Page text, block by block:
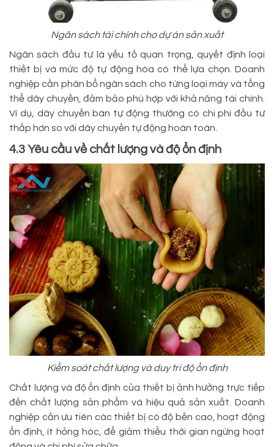
Ngân sách tài chính cho dự án sản xuất
Ngân sách đầu tư là yếu tố quan trọng, quyết định loại
thiết bị và mức độ tự động hóa có thể lựa chọn. Doanh
nghiệp cần phân bổ ngân sách cho từng loại máy và tổng
thể dây chuyền, đảm bảo phù hợp với khả năng tài chính.
Ví dụ, dây chuyền bán tự động thường có chi phí đầu tư
thấp hơn so với dây chuyền tự động hoàn toàn.
4.3 Yêu cầu về chất lượng và độ ổn định
Kiểm soát chất lượng và duy trì độ ổn định
Chất lượng và độ ổn định của thiết bị ảnh hưởng trực tiếp
đến chất lượng sản phẩm và hiệu quả sản xuất. Doanh
nghiệp cần ưu tiên các thiết bị có độ bền cao, hoạt động
ổn định, ít hỏng hóc, để giảm thiểu thời gian ngừng hoạt